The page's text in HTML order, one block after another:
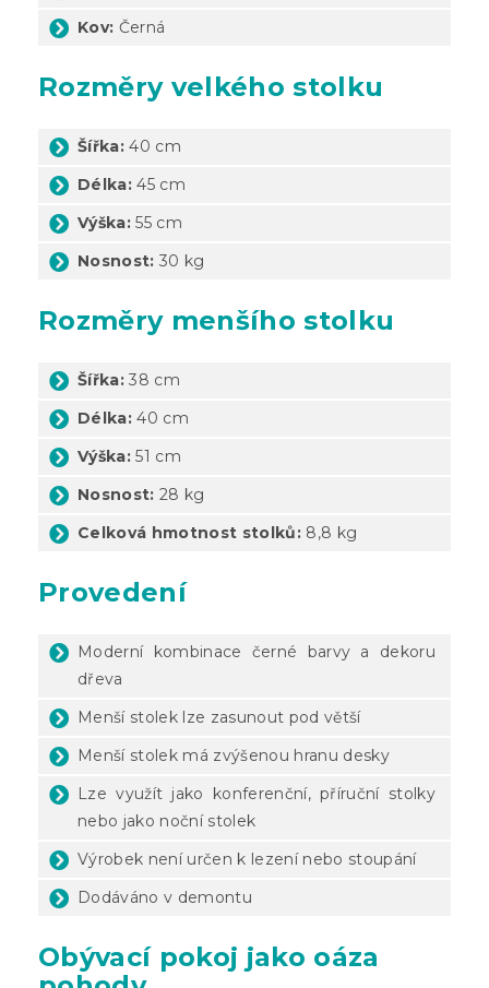
Kov: Černá
Rozměry velkého stolku
Šířka:40 cm
Délka: 45 cm
Výška:55 cm
Nosnost: 30 kg
Rozměry menšího stolku
Šířka: 38 cm
Délka: 40 cm
Výška: 51 cm
Nosnost: 28 kg
Celková hmotnost stolků: 8,8 kg
Provedení
Moderní kombinace černé barvy a dekoru
dřeva
Menší stolek lze zasunout pod větší
Menší stolek má zvýšenou hranu desky
Lze využít jako konferenční, příruční stolky
nebo jako noční stolek
Výrobek není určen k lezení nebo stoupání
Dodáváno v demontu
Obývací pokoj jako oáza